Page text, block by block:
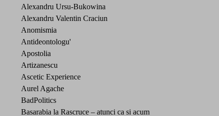
Alexandru Ursu-Bukowina
Alexandru Valentin Craciun
Anomismia
Antideontologu'
Apostolia
Artizanescu
Ascetic Experience
Aurel Agache
BadPolitics
Basarabia la Rascruce – atunci ca si acum